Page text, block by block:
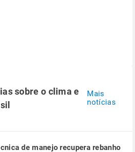
sobre o clima e
Mais
notícias
de manejo recupera rebanho